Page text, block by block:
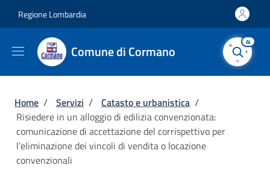
Regione Lombardia
Comune di Cormano
AI
Briciole di pane
Home / Servizi / Catasto e urbanistica /
Risiedere in un alloggio di edilizia convenzionata:
comunicazione di accettazione del corrispettivo per
l’eliminazione dei vincoli di vendita o locazione
convenzionali